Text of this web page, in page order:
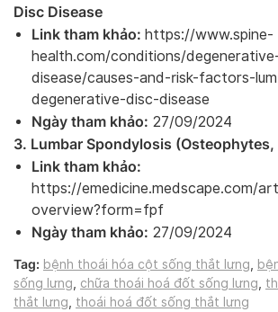
Disc Disease
Link tham khảo: https://www.spine-
health.com/conditions/
disease/causes-and-risk-factors-
degenerative-disc-disease
Ngày tham khảo: 27/09/2024
3. Lumbar Spondylosis (Osteophytes,
Link tham khảo:
https://emedicine.medscape.com/
overview?form=fpf
Ngày tham khảo: 27/09/2024
Tag: bệnh thoái hóa cột sống thắt lưng,
sống lưng, chữa thoái hoá đốt sống lưng,
thắt lưng, thoái hoá đốt sống thắt lưng